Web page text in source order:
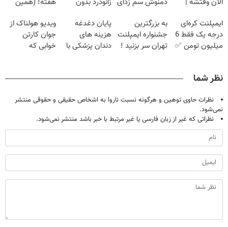
الان وقتشه |
میلیون تومان!!!
دمنوش سم زدای زانودرد بدون
هفته! (همین
صحبت کنید)
ایمپلنت کره‌ای
درجه یک فقط 6
میلیون تومن ✅
به بزرگترین
جشنواره ایمپلنت
تهران سر بزنید !
پایان دغدغه
هزینه های
دندان پزشکی با
ویدیو هولناک از
جوان کارتن
خوابی که
نظر شما
نظرات حاوی توهین و هرگونه نسبت ناروا به اشخاص حقیقی و حقوقی منتشر
نمی‌شود.
نظراتی که غیر از زبان فارسی یا غیر مرتبط با خبر باشد منتشر نمی‌شود.